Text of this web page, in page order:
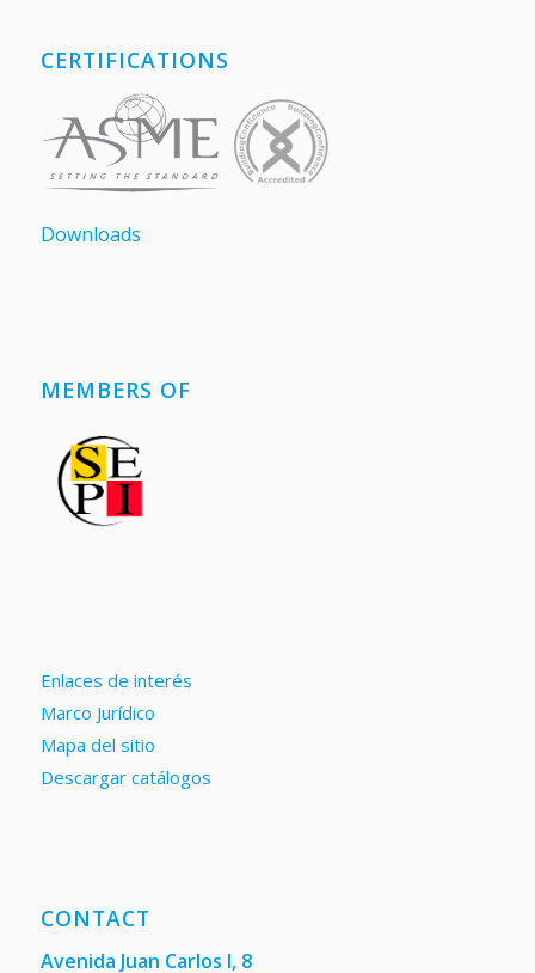
CERTIFICATIONS
Downloads
MEMBERS OF
Enlaces de interés
Marco Jurídico
Mapa del sitio
Descargar catálogos
CONTACT
Avenida Juan Carlos I, 8